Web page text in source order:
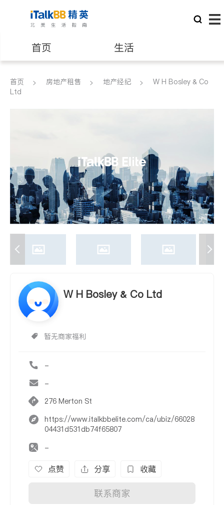
首页 生活
医生 律师
建筑装修
首页 房地产租售 地产经纪
W H Bosley & Co
Ltd
W H Bosley & Co Ltd
暂无商家福利
-
-
276 Merton St
https://www.italkbbelite.com/ca/ubiz/66028
04431d531db74f65807
-
点赞 分享 收藏
联系商家